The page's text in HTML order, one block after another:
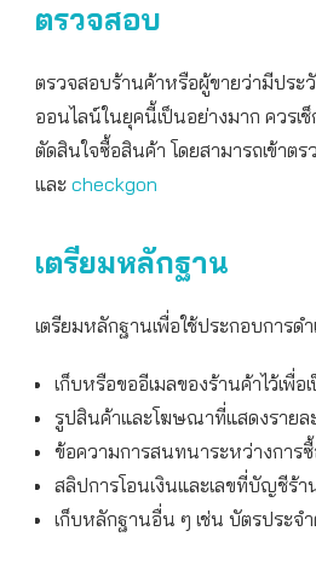
ตรวจสอบ
ตรวจสอบร้านค้าหรือผู้ขายว่ามีประ
ออนไลน์ในยุคนี้เป็นอย่างมาก ควร
ตัดสินใจซื้อสินค้า โดยสามารถเข้าต
และ checkgon
เตรียมหลักฐาน
เตรียมหลักฐานเพื่อใช้ประกอบการ
เก็บหรือขออีเมลของร้านค้าไว้เพื่
รูปสินค้าและโฆษณาที่แสดงรายล
ข้อความการสนทนาระหว่างการ
สลิปการโอนเงินและเลขที่บัญชีร้า
เก็บหลักฐานอื่น ๆ เช่น บัตรประจ